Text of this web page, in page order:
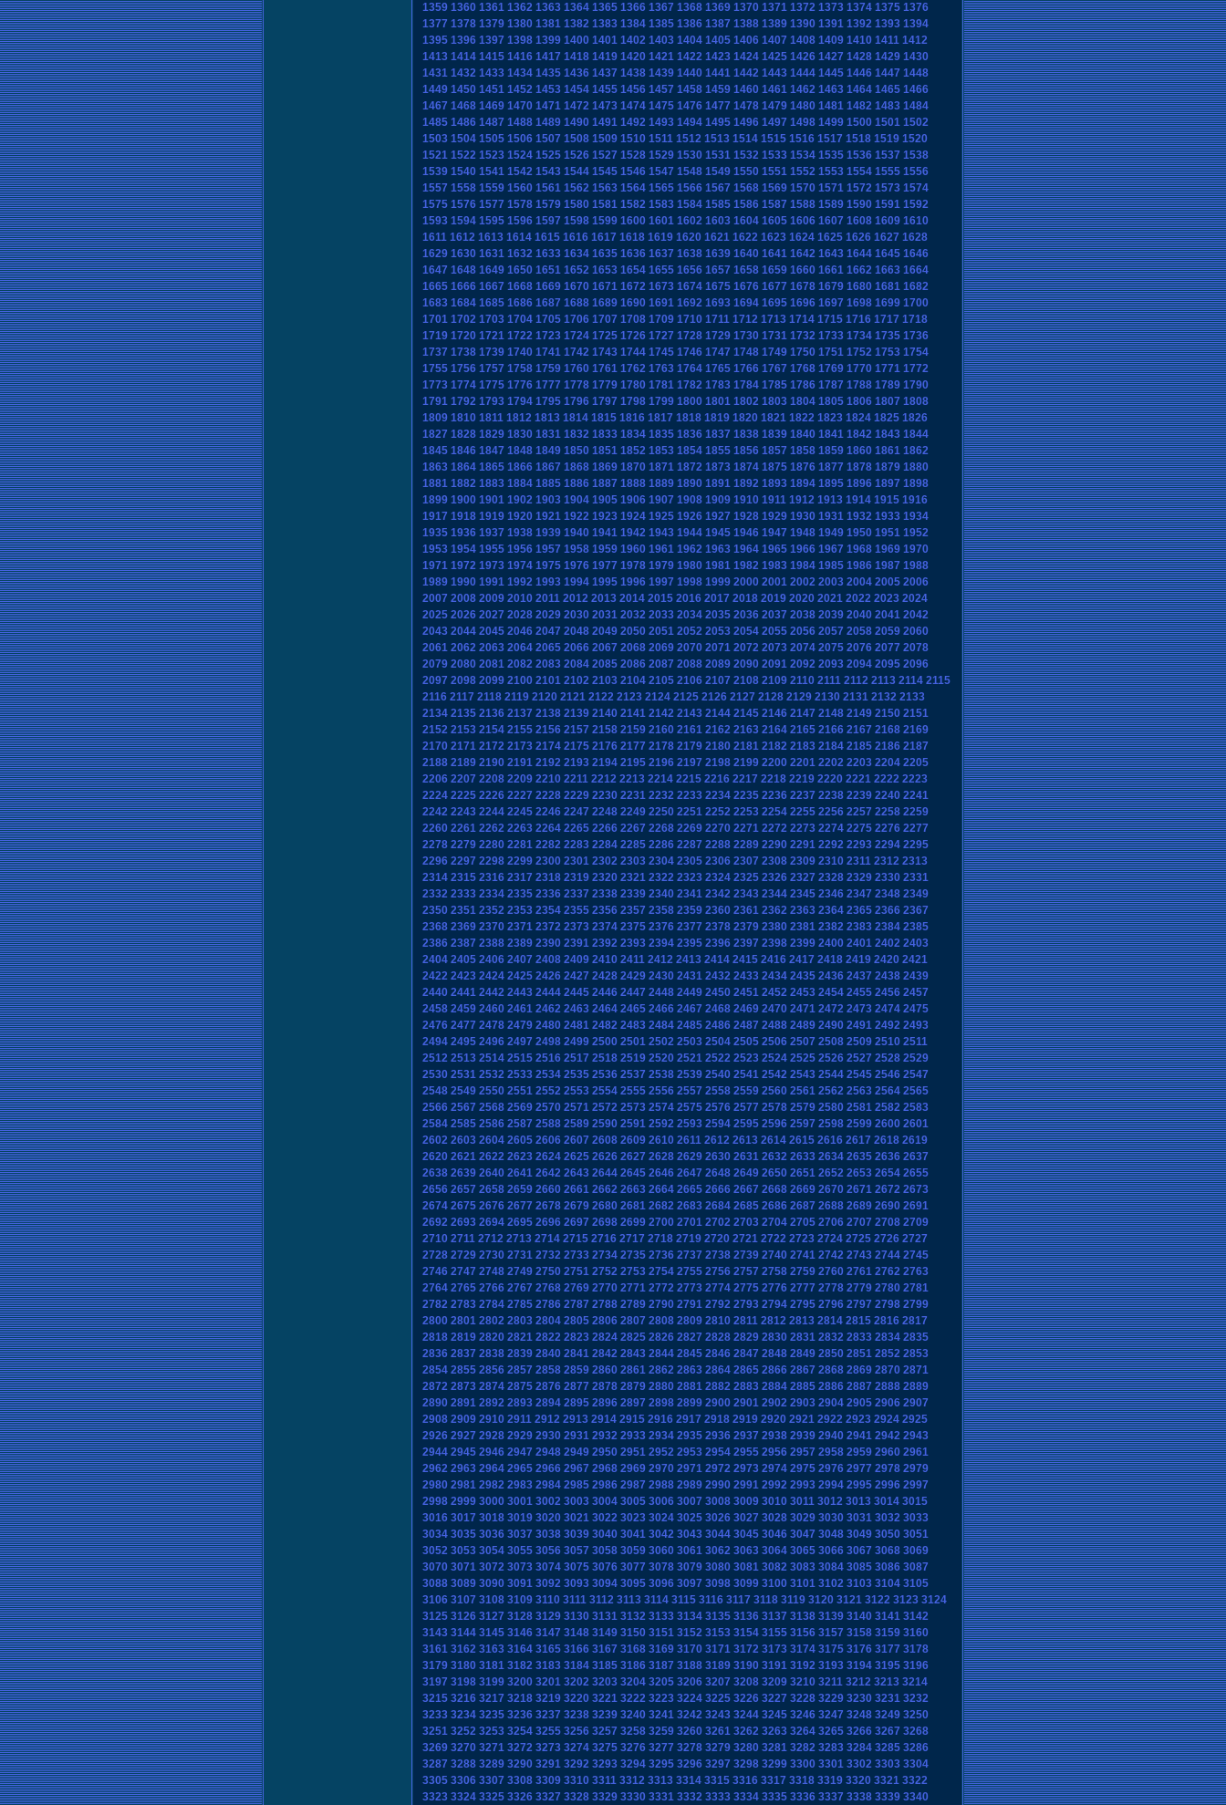
1359 1360 1361 1362 1363 1364 1365 1366 1367 1368 1369 1370 1371 1372 1373 1374 1375 1376
1377 1378 1379 1380 1381 1382 1383 1384 1385 1386 1387 1388 1389 1390 1391 1392 1393 1394
1395 1396 1397 1398 1399 1400 1401 1402 1403 1404 1405 1406 1407 1408 1409 1410 1411 1412
1413 1414 1415 1416 1417 1418 1419 1420 1421 1422 1423 1424 1425 1426 1427 1428 1429 1430
1431 1432 1433 1434 1435 1436 1437 1438 1439 1440 1441 1442 1443 1444 1445 1446 1447 1448
1449 1450 1451 1452 1453 1454 1455 1456 1457 1458 1459 1460 1461 1462 1463 1464 1465 1466
1467 1468 1469 1470 1471 1472 1473 1474 1475 1476 1477 1478 1479 1480 1481 1482 1483 1484
1485 1486 1487 1488 1489 1490 1491 1492 1493 1494 1495 1496 1497 1498 1499 1500 1501 1502
1503 1504 1505 1506 1507 1508 1509 1510 1511 1512 1513 1514 1515 1516 1517 1518 1519 1520
1521 1522 1523 1524 1525 1526 1527 1528 1529 1530 1531 1532 1533 1534 1535 1536 1537 1538
1539 1540 1541 1542 1543 1544 1545 1546 1547 1548 1549 1550 1551 1552 1553 1554 1555 1556
1557 1558 1559 1560 1561 1562 1563 1564 1565 1566 1567 1568 1569 1570 1571 1572 1573 1574
1575 1576 1577 1578 1579 1580 1581 1582 1583 1584 1585 1586 1587 1588 1589 1590 1591 1592
1593 1594 1595 1596 1597 1598 1599 1600 1601 1602 1603 1604 1605 1606 1607 1608 1609 1610
1611 1612 1613 1614 1615 1616 1617 1618 1619 1620 1621 1622 1623 1624 1625 1626 1627 1628
1629 1630 1631 1632 1633 1634 1635 1636 1637 1638 1639 1640 1641 1642 1643 1644 1645 1646
1647 1648 1649 1650 1651 1652 1653 1654 1655 1656 1657 1658 1659 1660 1661 1662 1663 1664
1665 1666 1667 1668 1669 1670 1671 1672 1673 1674 1675 1676 1677 1678 1679 1680 1681 1682
1683 1684 1685 1686 1687 1688 1689 1690 1691 1692 1693 1694 1695 1696 1697 1698 1699 1700
1701 1702 1703 1704 1705 1706 1707 1708 1709 1710 1711 1712 1713 1714 1715 1716 1717 1718
1719 1720 1721 1722 1723 1724 1725 1726 1727 1728 1729 1730 1731 1732 1733 1734 1735 1736
1737 1738 1739 1740 1741 1742 1743 1744 1745 1746 1747 1748 1749 1750 1751 1752 1753 1754
1755 1756 1757 1758 1759 1760 1761 1762 1763 1764 1765 1766 1767 1768 1769 1770 1771 1772
1773 1774 1775 1776 1777 1778 1779 1780 1781 1782 1783 1784 1785 1786 1787 1788 1789 1790
1791 1792 1793 1794 1795 1796 1797 1798 1799 1800 1801 1802 1803 1804 1805 1806 1807 1808
1809 1810 1811 1812 1813 1814 1815 1816 1817 1818 1819 1820 1821 1822 1823 1824 1825 1826
1827 1828 1829 1830 1831 1832 1833 1834 1835 1836 1837 1838 1839 1840 1841 1842 1843 1844
1845 1846 1847 1848 1849 1850 1851 1852 1853 1854 1855 1856 1857 1858 1859 1860 1861 1862
1863 1864 1865 1866 1867 1868 1869 1870 1871 1872 1873 1874 1875 1876 1877 1878 1879 1880
1881 1882 1883 1884 1885 1886 1887 1888 1889 1890 1891 1892 1893 1894 1895 1896 1897 1898
1899 1900 1901 1902 1903 1904 1905 1906 1907 1908 1909 1910 1911 1912 1913 1914 1915 1916
1917 1918 1919 1920 1921 1922 1923 1924 1925 1926 1927 1928 1929 1930 1931 1932 1933 1934
1935 1936 1937 1938 1939 1940 1941 1942 1943 1944 1945 1946 1947 1948 1949 1950 1951 1952
1953 1954 1955 1956 1957 1958 1959 1960 1961 1962 1963 1964 1965 1966 1967 1968 1969 1970
1971 1972 1973 1974 1975 1976 1977 1978 1979 1980 1981 1982 1983 1984 1985 1986 1987 1988
1989 1990 1991 1992 1993 1994 1995 1996 1997 1998 1999 2000 2001 2002 2003 2004 2005 2006
2007 2008 2009 2010 2011 2012 2013 2014 2015 2016 2017 2018 2019 2020 2021 2022 2023 2024
2025 2026 2027 2028 2029 2030 2031 2032 2033 2034 2035 2036 2037 2038 2039 2040 2041 2042
2043 2044 2045 2046 2047 2048 2049 2050 2051 2052 2053 2054 2055 2056 2057 2058 2059 2060
2061 2062 2063 2064 2065 2066 2067 2068 2069 2070 2071 2072 2073 2074 2075 2076 2077 2078
2079 2080 2081 2082 2083 2084 2085 2086 2087 2088 2089 2090 2091 2092 2093 2094 2095 2096
2097 2098 2099 2100 2101 2102 2103 2104 2105 2106 2107 2108 2109 2110 2111 2112 2113 2114 2115
2116 2117 2118 2119 2120 2121 2122 2123 2124 2125 2126 2127 2128 2129 2130 2131 2132 2133
2134 2135 2136 2137 2138 2139 2140 2141 2142 2143 2144 2145 2146 2147 2148 2149 2150 2151
2152 2153 2154 2155 2156 2157 2158 2159 2160 2161 2162 2163 2164 2165 2166 2167 2168 2169
2170 2171 2172 2173 2174 2175 2176 2177 2178 2179 2180 2181 2182 2183 2184 2185 2186 2187
2188 2189 2190 2191 2192 2193 2194 2195 2196 2197 2198 2199 2200 2201 2202 2203 2204 2205
2206 2207 2208 2209 2210 2211 2212 2213 2214 2215 2216 2217 2218 2219 2220 2221 2222 2223
2224 2225 2226 2227 2228 2229 2230 2231 2232 2233 2234 2235 2236 2237 2238 2239 2240 2241
2242 2243 2244 2245 2246 2247 2248 2249 2250 2251 2252 2253 2254 2255 2256 2257 2258 2259
2260 2261 2262 2263 2264 2265 2266 2267 2268 2269 2270 2271 2272 2273 2274 2275 2276 2277
2278 2279 2280 2281 2282 2283 2284 2285 2286 2287 2288 2289 2290 2291 2292 2293 2294 2295
2296 2297 2298 2299 2300 2301 2302 2303 2304 2305 2306 2307 2308 2309 2310 2311 2312 2313
2314 2315 2316 2317 2318 2319 2320 2321 2322 2323 2324 2325 2326 2327 2328 2329 2330 2331
2332 2333 2334 2335 2336 2337 2338 2339 2340 2341 2342 2343 2344 2345 2346 2347 2348 2349
2350 2351 2352 2353 2354 2355 2356 2357 2358 2359 2360 2361 2362 2363 2364 2365 2366 2367
2368 2369 2370 2371 2372 2373 2374 2375 2376 2377 2378 2379 2380 2381 2382 2383 2384 2385
2386 2387 2388 2389 2390 2391 2392 2393 2394 2395 2396 2397 2398 2399 2400 2401 2402 2403
2404 2405 2406 2407 2408 2409 2410 2411 2412 2413 2414 2415 2416 2417 2418 2419 2420 2421
2422 2423 2424 2425 2426 2427 2428 2429 2430 2431 2432 2433 2434 2435 2436 2437 2438 2439
2440 2441 2442 2443 2444 2445 2446 2447 2448 2449 2450 2451 2452 2453 2454 2455 2456 2457
2458 2459 2460 2461 2462 2463 2464 2465 2466 2467 2468 2469 2470 2471 2472 2473 2474 2475
2476 2477 2478 2479 2480 2481 2482 2483 2484 2485 2486 2487 2488 2489 2490 2491 2492 2493
2494 2495 2496 2497 2498 2499 2500 2501 2502 2503 2504 2505 2506 2507 2508 2509 2510 2511
2512 2513 2514 2515 2516 2517 2518 2519 2520 2521 2522 2523 2524 2525 2526 2527 2528 2529
2530 2531 2532 2533 2534 2535 2536 2537 2538 2539 2540 2541 2542 2543 2544 2545 2546 2547
2548 2549 2550 2551 2552 2553 2554 2555 2556 2557 2558 2559 2560 2561 2562 2563 2564 2565
2566 2567 2568 2569 2570 2571 2572 2573 2574 2575 2576 2577 2578 2579 2580 2581 2582 2583
2584 2585 2586 2587 2588 2589 2590 2591 2592 2593 2594 2595 2596 2597 2598 2599 2600 2601
2602 2603 2604 2605 2606 2607 2608 2609 2610 2611 2612 2613 2614 2615 2616 2617 2618 2619
2620 2621 2622 2623 2624 2625 2626 2627 2628 2629 2630 2631 2632 2633 2634 2635 2636 2637
2638 2639 2640 2641 2642 2643 2644 2645 2646 2647 2648 2649 2650 2651 2652 2653 2654 2655
2656 2657 2658 2659 2660 2661 2662 2663 2664 2665 2666 2667 2668 2669 2670 2671 2672 2673
2674 2675 2676 2677 2678 2679 2680 2681 2682 2683 2684 2685 2686 2687 2688 2689 2690 2691
2692 2693 2694 2695 2696 2697 2698 2699 2700 2701 2702 2703 2704 2705 2706 2707 2708 2709
2710 2711 2712 2713 2714 2715 2716 2717 2718 2719 2720 2721 2722 2723 2724 2725 2726 2727
2728 2729 2730 2731 2732 2733 2734 2735 2736 2737 2738 2739 2740 2741 2742 2743 2744 2745
2746 2747 2748 2749 2750 2751 2752 2753 2754 2755 2756 2757 2758 2759 2760 2761 2762 2763
2764 2765 2766 2767 2768 2769 2770 2771 2772 2773 2774 2775 2776 2777 2778 2779 2780 2781
2782 2783 2784 2785 2786 2787 2788 2789 2790 2791 2792 2793 2794 2795 2796 2797 2798 2799
2800 2801 2802 2803 2804 2805 2806 2807 2808 2809 2810 2811 2812 2813 2814 2815 2816 2817
2818 2819 2820 2821 2822 2823 2824 2825 2826 2827 2828 2829 2830 2831 2832 2833 2834 2835
2836 2837 2838 2839 2840 2841 2842 2843 2844 2845 2846 2847 2848 2849 2850 2851 2852 2853
2854 2855 2856 2857 2858 2859 2860 2861 2862 2863 2864 2865 2866 2867 2868 2869 2870 2871
2872 2873 2874 2875 2876 2877 2878 2879 2880 2881 2882 2883 2884 2885 2886 2887 2888 2889
2890 2891 2892 2893 2894 2895 2896 2897 2898 2899 2900 2901 2902 2903 2904 2905 2906 2907
2908 2909 2910 2911 2912 2913 2914 2915 2916 2917 2918 2919 2920 2921 2922 2923 2924 2925
2926 2927 2928 2929 2930 2931 2932 2933 2934 2935 2936 2937 2938 2939 2940 2941 2942 2943
2944 2945 2946 2947 2948 2949 2950 2951 2952 2953 2954 2955 2956 2957 2958 2959 2960 2961
2962 2963 2964 2965 2966 2967 2968 2969 2970 2971 2972 2973 2974 2975 2976 2977 2978 2979
2980 2981 2982 2983 2984 2985 2986 2987 2988 2989 2990 2991 2992 2993 2994 2995 2996 2997
2998 2999 3000 3001 3002 3003 3004 3005 3006 3007 3008 3009 3010 3011 3012 3013 3014 3015
3016 3017 3018 3019 3020 3021 3022 3023 3024 3025 3026 3027 3028 3029 3030 3031 3032 3033
3034 3035 3036 3037 3038 3039 3040 3041 3042 3043 3044 3045 3046 3047 3048 3049 3050 3051
3052 3053 3054 3055 3056 3057 3058 3059 3060 3061 3062 3063 3064 3065 3066 3067 3068 3069
3070 3071 3072 3073 3074 3075 3076 3077 3078 3079 3080 3081 3082 3083 3084 3085 3086 3087
3088 3089 3090 3091 3092 3093 3094 3095 3096 3097 3098 3099 3100 3101 3102 3103 3104 3105
3106 3107 3108 3109 3110 3111 3112 3113 3114 3115 3116 3117 3118 3119 3120 3121 3122 3123 3124
3125 3126 3127 3128 3129 3130 3131 3132 3133 3134 3135 3136 3137 3138 3139 3140 3141 3142
3143 3144 3145 3146 3147 3148 3149 3150 3151 3152 3153 3154 3155 3156 3157 3158 3159 3160
3161 3162 3163 3164 3165 3166 3167 3168 3169 3170 3171 3172 3173 3174 3175 3176 3177 3178
3179 3180 3181 3182 3183 3184 3185 3186 3187 3188 3189 3190 3191 3192 3193 3194 3195 3196
3197 3198 3199 3200 3201 3202 3203 3204 3205 3206 3207 3208 3209 3210 3211 3212 3213 3214
3215 3216 3217 3218 3219 3220 3221 3222 3223 3224 3225 3226 3227 3228 3229 3230 3231 3232
3233 3234 3235 3236 3237 3238 3239 3240 3241 3242 3243 3244 3245 3246 3247 3248 3249 3250
3251 3252 3253 3254 3255 3256 3257 3258 3259 3260 3261 3262 3263 3264 3265 3266 3267 3268
3269 3270 3271 3272 3273 3274 3275 3276 3277 3278 3279 3280 3281 3282 3283 3284 3285 3286
3287 3288 3289 3290 3291 3292 3293 3294 3295 3296 3297 3298 3299 3300 3301 3302 3303 3304
3305 3306 3307 3308 3309 3310 3311 3312 3313 3314 3315 3316 3317 3318 3319 3320 3321 3322
3323 3324 3325 3326 3327 3328 3329 3330 3331 3332 3333 3334 3335 3336 3337 3338 3339 3340